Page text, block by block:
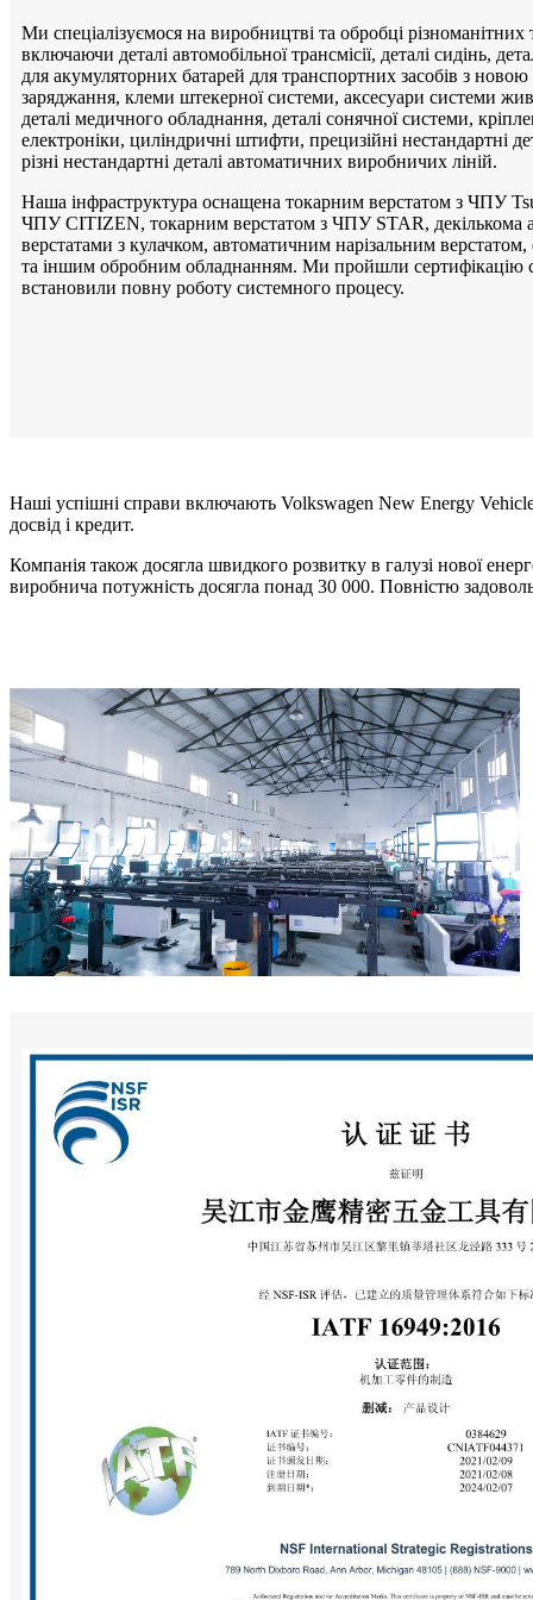
Ми спеціалізуємося на виробництві та обробці
включаючи деталі автомобільної трансмісії, деталі сидінь,
для акумуляторних батарей для транспортних засобів з
заряджання, клеми штекерної системи, аксесуари системи
деталі медичного обладнання, деталі сонячної системи,
електроніки, циліндричні штифти, прецизійні нестандартні
різні нестандартні деталі автоматичних виробничих ліній.
Наша інфраструктура оснащена токарним верстатом з ЧПУ
ЧПУ CITIZEN, токарним верстатом з ЧПУ STAR, декількома
верстатами з кулачком, автоматичним нарізальним
та іншим обробним обладнанням. Ми пройшли сертифікацію
встановили повну роботу системного процесу.
Наші успішні справи включають Volkswagen New Energy
досвід і кредит.
Компанія також досягла швидкого розвитку в галузі нової
виробнича потужність досягла понад 30 000. Повністю